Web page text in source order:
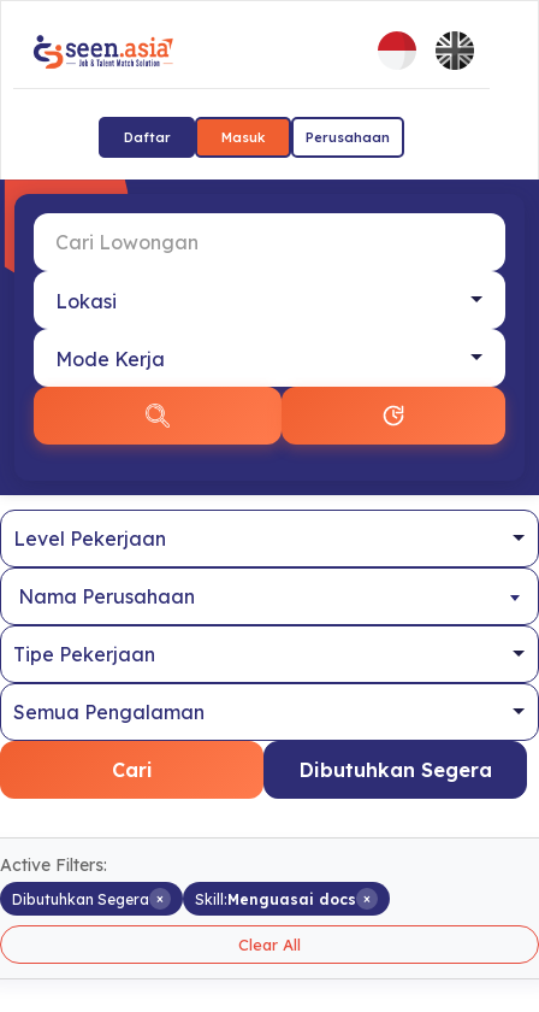
Daftar Masuk Perusahaan
Nama Perusahaan
Cari Dibutuhkan Segera
Active Filters:
Dibutuhkan Segera × Skill:Menguasai docs ×
Clear All